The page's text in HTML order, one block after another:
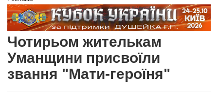
Чотирьом жителькам
Уманщини присвоїли
звання "Мати-героїня"